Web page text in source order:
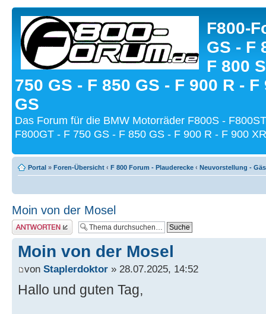
F800-
GS - F
F 800
750 GS - F 850 GS - F 900 R - F
GS
Das Forum für die BMW Motorräder F800S -
F800GT - F 750 GS - F 850 GS - F 900 R - F 900
Portal » Foren-Übersicht ‹ F 800 Forum - Plauderecke ‹ Neuvorstellung -
Moin von der Mosel
Antwort schreiben
Moin von der Mosel
von Staplerdoktor » 28.07.2025, 14:52
Hallo und guten Tag,